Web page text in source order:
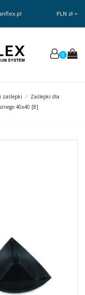
PLN zł
0
zaślepki
Zaślepki dla
40x40 [8]